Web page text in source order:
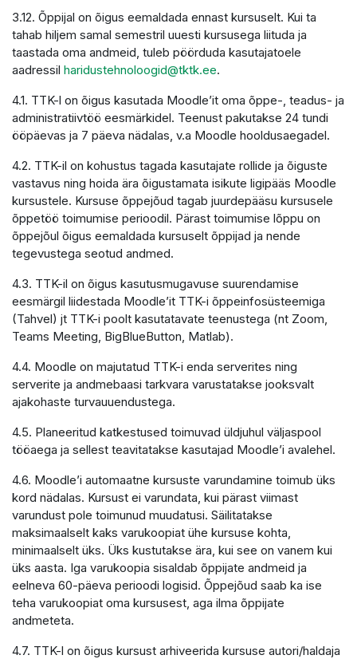
3.12. Õppijal on õigus eemaldada ennast kursuselt. Kui ta
tahab hiljem samal semestril uuesti kursusega liituda ja
taastada oma andmeid, tuleb pöörduda kasutajatoele
aadressil haridustehnoloogid@tktk.ee.
4.1. TTK-l on õigus kasutada Moodle’it oma õppe-, teadus- ja
administratiivtöö eesmärkidel. Teenust pakutakse 24 tundi
ööpäevas ja 7 päeva nädalas, v.a Moodle hooldusaegadel.
4.2. TTK-il on kohustus tagada kasutajate rollide ja õiguste
vastavus ning hoida ära õigustamata isikute ligipääs Moodle
kursustele. Kursuse õppejõud tagab juurdepääsu kursusele
õppetöö toimumise perioodil. Pärast toimumise lõppu on
õppejõul õigus eemaldada kursuselt õppijad ja nende
tegevustega seotud andmed.
4.3. TTK-il on õigus kasutusmugavuse suurendamise
eesmärgil liidestada Moodle’it TTK-i õppeinfosüsteemiga
(Tahvel) jt TTK-i poolt kasutatavate teenustega (nt Zoom,
Teams Meeting, BigBlueButton, Matlab).
4.4. Moodle on majutatud TTK-i enda serverites ning
serverite ja andmebaasi tarkvara varustatakse jooksvalt
ajakohaste turvauuendustega.
4.5. Planeeritud katkestused toimuvad üldjuhul väljaspool
tööaega ja sellest teavitatakse kasutajad Moodle’i avalehel.
4.6. Moodle’i automaatne kursuste varundamine toimub üks
kord nädalas. Kursust ei varundata, kui pärast viimast
varundust pole toimunud muudatusi. Säilitatakse
maksimaalselt kaks varukoopiat ühe kursuse kohta,
minimaalselt üks. Üks kustutakse ära, kui see on vanem kui
üks aasta. Iga varukoopia sisaldab õppijate andmeid ja
eelneva 60-päeva perioodi logisid. Õppejõud saab ka ise
teha varukoopiat oma kursusest, aga ilma õppijate
andmeteta.
4.7. TTK-l on õigus kursust arhiveerida kursuse autori/haldaja